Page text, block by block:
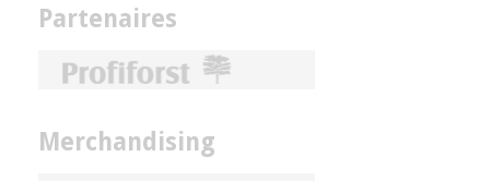
Partenaires
Merchandising